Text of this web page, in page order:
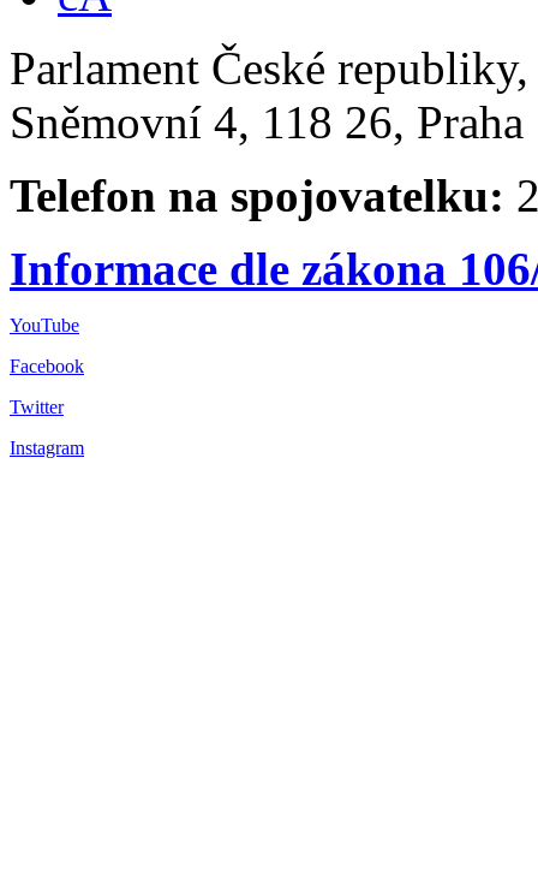
Parlament České
Sněmovní 4, 118 26,
Telefon na spojovatelku:
Informace dle zákona
YouTube
Facebook
Twitter
Instagram